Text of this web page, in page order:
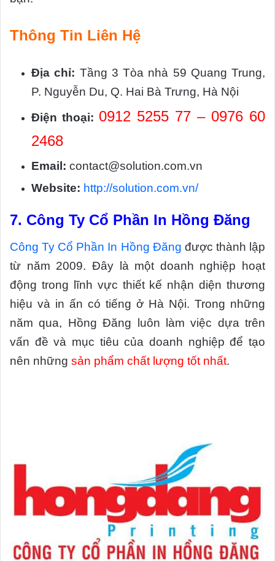
Thông Tin Liên Hệ
Địa chỉ: Tầng 3 Tòa nhà 59 Quang Trung,
P. Nguyễn Du, Q. Hai Bà Trưng, Hà Nội
Điện thoại: 0912 5255 77 – 0976 60
2468
Email: contact@solution.com.vn
Website: http://solution.com.vn/
7. Công Ty Cổ Phần In Hồng Đăng
Công Ty Cổ Phần In Hồng Đăng được thành lập
từ năm 2009. Đây là một doanh nghiệp hoạt
động trong lĩnh vực thiết kế nhận diện thương
hiệu và in ấn có tiếng ở Hà Nội. Trong những
năm qua, Hồng Đăng luôn làm việc dựa trên
vấn đề và mục tiêu của doanh nghiệp để tạo
nên những sản phẩm chất lượng tốt nhất.